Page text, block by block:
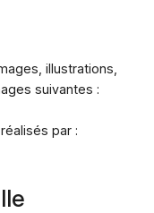
illustrations,
suivantes :
par :